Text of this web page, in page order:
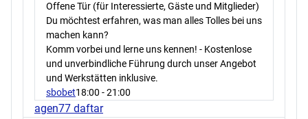
Offene Tür (für Interessierte, Gäste und Mitglieder)
Du möchtest erfahren, was man alles Tolles bei uns
machen kann?
Komm vorbei und lerne uns kennen! - Kostenlose
und unverbindliche Führung durch unser Angebot
und Werkstätten inklusive.
sbobet18:00 - 21:00
agen77 daftar